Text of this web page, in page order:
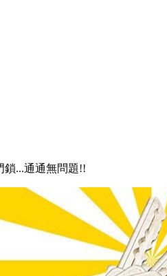
鎖...通通無問題!!